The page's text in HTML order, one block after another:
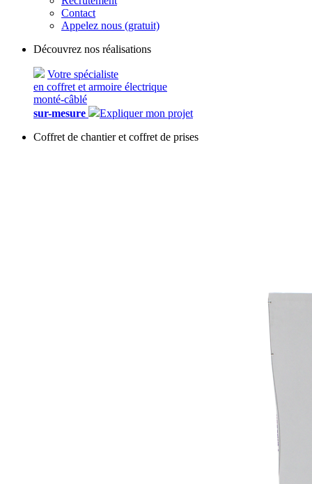
Contact
Appelez nous (gratuit)
Découvrez nos réalisations
Votre spécialiste
en coffret et armoire électrique
monté-câblé
sur-mesure
Expliquer mon projet
Coffret de chantier et coffret de prises